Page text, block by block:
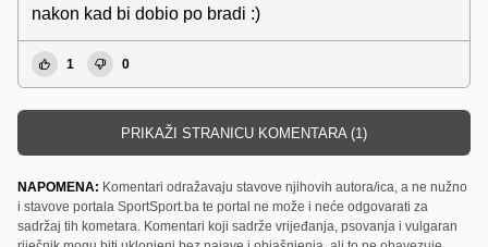
nakon kad bi dobio po bradi :)
1 0
PRIKAŽI STRANICU KOMENTARA (1)
NAPOMENA: Komentari odražavaju stavove njihovih autora/ica, a ne nužno
i stavove portala SportSport.ba te portal ne može i neće odgovarati za
sadržaj tih kometara. Komentari koji sadrže vrijeđanja, psovanja i vulgaran